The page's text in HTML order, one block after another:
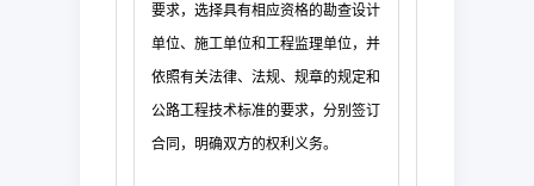
要求，选择具有相应资格的勘查设计
单位、施工单位和工程监理单位，并
依照有关法律、法规、规章的规定和
公路工程技术标准的要求，分别签订
合同，明确双方的权利义务。